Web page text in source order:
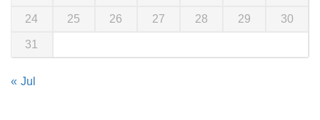
24 25 26 27 28 29 30
31
« Jul